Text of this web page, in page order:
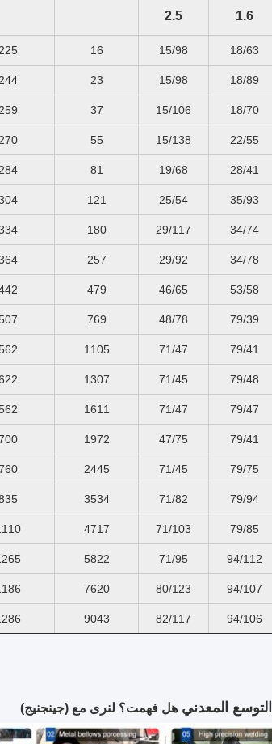
1.6
2.5
18/63
15/98
16
225
18/89
15/98
23
244
18/70
15/106
37
259
22/55
15/138
55
270
28/41
19/68
81
284
35/93
25/54
121
34/74
29/117
180
34/78
29/92
257
53/58
46/65
479
79/39
48/78
769
79/41
71/47
1105
79/48
71/45
1307
79/47
71/47
1611
79/41
47/75
1972
79/75
71/45
2445
79/94
71/82
3534
79/85
71/103
4717
94/112
71/95
5822
94/107
80/123
7620
94/106
82/117
9043
التوسع المعدني هل فهمت؟ لنرى مع (جينجنيج)